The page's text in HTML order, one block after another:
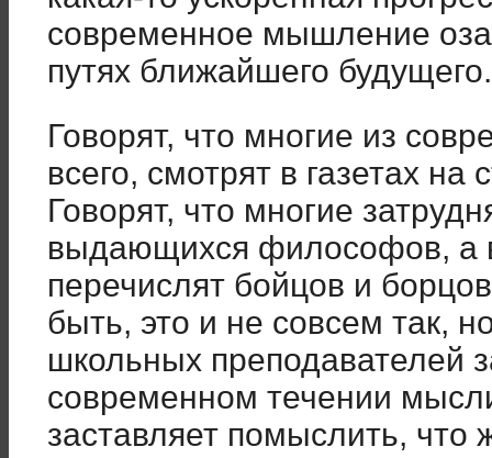
современное мышление
путях ближайшего будущего.
Говорят, что многие из
всего, смотрят в газетах на
Говорят, что многие
выдающихся философов, а
перечислят бойцов и
быть, это и не совсем так,
школьных преподавателей
современном течении
заставляет помыслить, что